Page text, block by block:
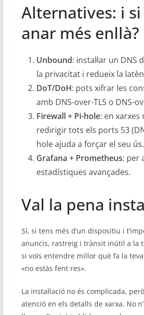
Alternatives: i
anar més enllà?
Unbound: instal·lar un DNS
la privacitat i redueix la
DoT/DoH: pots xifrar les
amb DNS-over-TLS o DNS-
Firewall + Pi-hole: en xarxes
redirigir tots els ports 53
hole ajuda a forçar el seu ús.
Grafana + Prometheus: per
estadístiques avançades.
Val la pena
Sí, si tens més d’un dispositiu i
anuncis, rastreig i trànsit inútil a la
si vols entendre millor què fa la
«no estàs fent res».
La instal·lació no és complicada,
atenció en els detalls de xarxa. No